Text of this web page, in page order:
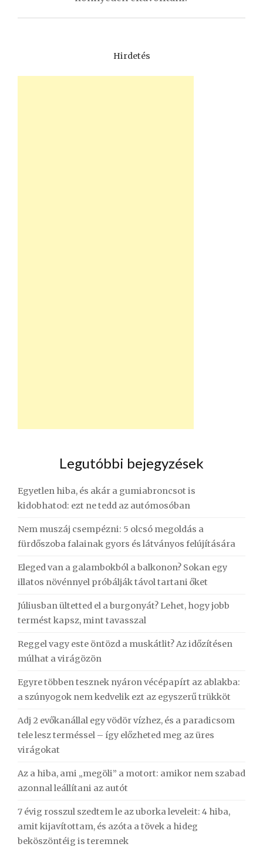
Hirdetés
Legutóbbi bejegyzések
Egyetlen hiba, és akár a gumiabroncsot is
kidobhatod: ezt ne tedd az autómosóban
Nem muszáj csempézni: 5 olcsó megoldás a
fürdőszoba falainak gyors és látványos felújítására
Eleged van a galambokból a balkonon? Sokan egy
illatos növénnyel próbálják távol tartani őket
Júliusban ültetted el a burgonyát? Lehet, hogy jobb
termést kapsz, mint tavasszal
Reggel vagy este öntözd a muskátlit? Az időzítésen
múlhat a virágözön
Egyre többen tesznek nyáron vécépapírt az ablakba:
a szúnyogok nem kedvelik ezt az egyszerű trükköt
Adj 2 evőkanállal egy vödör vízhez, és a paradicsom
tele lesz terméssel – így előzheted meg az üres
virágokat
Az a hiba, ami „megöli” a motort: amikor nem szabad
azonnal leállítani az autót
7 évig rosszul szedtem le az uborka leveleit: 4 hiba,
amit kijavítottam, és azóta a tövek a hideg
beköszöntéig is teremnek